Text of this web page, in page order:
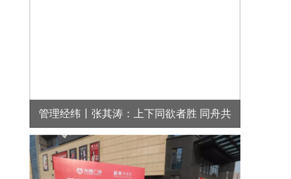
管理经纬〡张其涛：上下同欲者胜 同舟共